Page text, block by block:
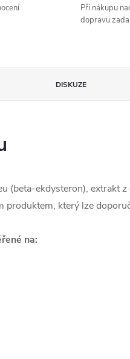
Při nákupu
dopravu
DISKUZE
(beta-ekdysteron),
produktem, který lze
na: